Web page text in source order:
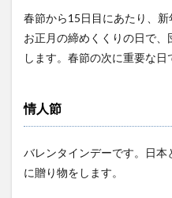
春節から15日目にあたり、
お正月の締めくくりの日で、
します。春節の次に重要な日
情人節
バレンタインデーです。日
に贈り物をします。